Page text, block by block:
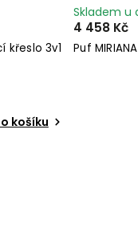
křeslo 3v1
košíku
Puf
Skladem u
4 458 Kč